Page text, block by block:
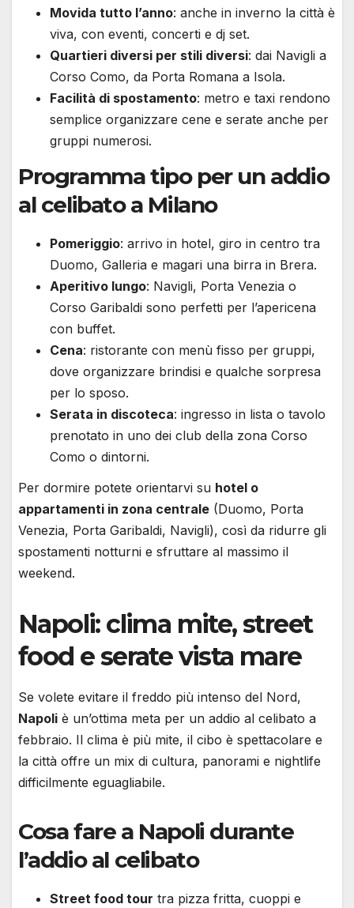
Movida tutto l’anno: anche in inverno la città è
viva, con eventi, concerti e dj set.
Quartieri diversi per stili diversi: dai Navigli a
Corso Como, da Porta Romana a Isola.
Facilità di spostamento: metro e taxi rendono
semplice organizzare cene e serate anche per
gruppi numerosi.
Programma tipo per un addio
al celibato a Milano
Pomeriggio: arrivo in hotel, giro in centro tra
Duomo, Galleria e magari una birra in Brera.
Aperitivo lungo: Navigli, Porta Venezia o
Corso Garibaldi sono perfetti per l’apericena
con buffet.
Cena: ristorante con menù fisso per gruppi,
dove organizzare brindisi e qualche sorpresa
per lo sposo.
Serata in discoteca: ingresso in lista o tavolo
prenotato in uno dei club della zona Corso
Como o dintorni.
Per dormire potete orientarvi su hotel o
appartamenti in zona centrale (Duomo, Porta
Venezia, Porta Garibaldi, Navigli), così da ridurre gli
spostamenti notturni e sfruttare al massimo il
weekend.
Napoli: clima mite, street
food e serate vista mare
Se volete evitare il freddo più intenso del Nord,
Napoli è un’ottima meta per un addio al celibato a
febbraio. Il clima è più mite, il cibo è spettacolare e
la città offre un mix di cultura, panorami e nightlife
difficilmente eguagliabile.
Cosa fare a Napoli durante
l’addio al celibato
Street food tour tra pizza fritta, cuoppi e